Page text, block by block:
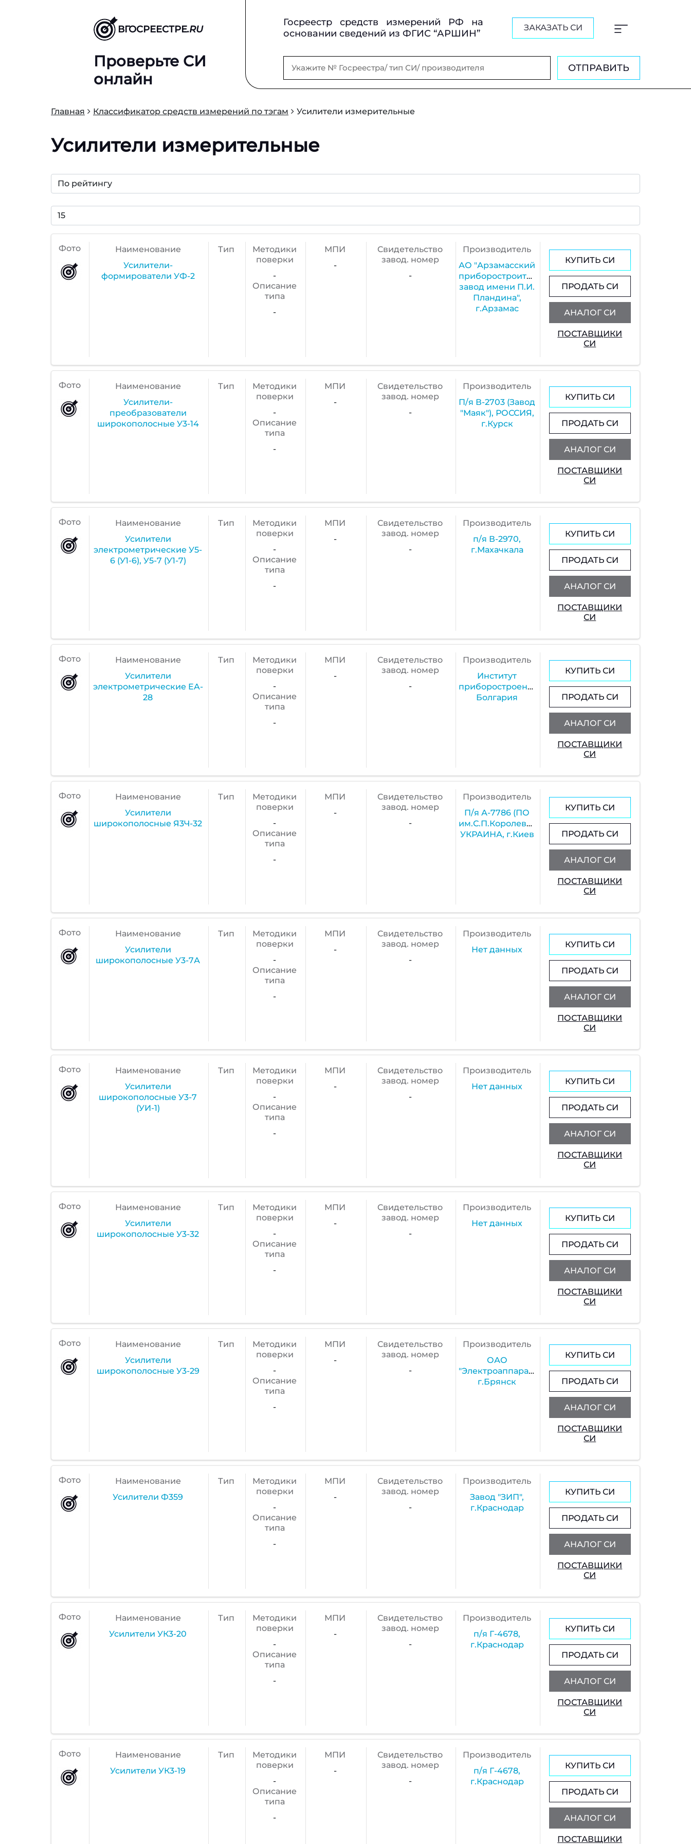
ВГОСРЕЕСТРЕ.RU
Госреестр средств измерений РФ на
основании сведений из ФГИС “АРШИН”
ЗАКАЗАТЬ СИ
Проверьте СИ
онлайн
ОТПРАВИТЬ
Главная Классификатор средств измерений по тэгам Усилители измерительные
Усилители измерительные
Фото
Наименование
Усилители-
формирователи УФ-2
Тип
Методики
поверки
-
Описание
типа
-
МПИ
-
Cвидетельство
завод. номер
-
Производитель
АО "Арзамасский
приборостроительный
завод имени П.И.
Пландина",
г.Арзамас
КУПИТЬ СИ
ПРОДАТЬ СИ
АНАЛОГ СИ
ПОСТАВЩИКИ
СИ
Фото
Наименование
Усилители-
преобразователи
широкополосные У3-14
Тип
Методики
поверки
-
Описание
типа
-
МПИ
-
Cвидетельство
завод. номер
-
Производитель
П/я В-2703 (Завод
"Маяк"), РОССИЯ,
г.Курск
КУПИТЬ СИ
ПРОДАТЬ СИ
АНАЛОГ СИ
ПОСТАВЩИКИ
СИ
Фото
Наименование
Усилители
электрометрические У5-
6 (У1-6), У5-7 (У1-7)
Тип
Методики
поверки
-
Описание
типа
-
МПИ
-
Cвидетельство
завод. номер
-
Производитель
п/я В-2970,
г.Махачкала
КУПИТЬ СИ
ПРОДАТЬ СИ
АНАЛОГ СИ
ПОСТАВЩИКИ
СИ
Фото
Наименование
Усилители
электрометрические EA-
28
Тип
Методики
поверки
-
Описание
типа
-
МПИ
-
Cвидетельство
завод. номер
-
Производитель
Институт
приборостроения,
Болгария
КУПИТЬ СИ
ПРОДАТЬ СИ
АНАЛОГ СИ
ПОСТАВЩИКИ
СИ
Фото
Наименование
Усилители
широкополосные Я3Ч-32
Тип
Методики
поверки
-
Описание
типа
-
МПИ
-
Cвидетельство
завод. номер
-
Производитель
П/я А-7786 (ПО
им.С.П.Королева),
УКРАИНА, г.Киев
КУПИТЬ СИ
ПРОДАТЬ СИ
АНАЛОГ СИ
ПОСТАВЩИКИ
СИ
Фото
Наименование
Усилители
широкополосные У3-7А
Тип
Методики
поверки
-
Описание
типа
-
МПИ
-
Cвидетельство
завод. номер
-
Производитель
Нет данных
КУПИТЬ СИ
ПРОДАТЬ СИ
АНАЛОГ СИ
ПОСТАВЩИКИ
СИ
Фото
Наименование
Усилители
широкополосные У3-7
(УИ-1)
Тип
Методики
поверки
-
Описание
типа
-
МПИ
-
Cвидетельство
завод. номер
-
Производитель
Нет данных
КУПИТЬ СИ
ПРОДАТЬ СИ
АНАЛОГ СИ
ПОСТАВЩИКИ
СИ
Фото
Наименование
Усилители
широкополосные У3-32
Тип
Методики
поверки
-
Описание
типа
-
МПИ
-
Cвидетельство
завод. номер
-
Производитель
Нет данных
КУПИТЬ СИ
ПРОДАТЬ СИ
АНАЛОГ СИ
ПОСТАВЩИКИ
СИ
Фото
Наименование
Усилители
широкополосные У3-29
Тип
Методики
поверки
-
Описание
типа
-
МПИ
-
Cвидетельство
завод. номер
-
Производитель
ОАО
"Электроаппарат",
г.Брянск
КУПИТЬ СИ
ПРОДАТЬ СИ
АНАЛОГ СИ
ПОСТАВЩИКИ
СИ
Фото
Наименование
Усилители Ф359
Тип
Методики
поверки
-
Описание
типа
-
МПИ
-
Cвидетельство
завод. номер
-
Производитель
Завод "ЗИП",
г.Краснодар
КУПИТЬ СИ
ПРОДАТЬ СИ
АНАЛОГ СИ
ПОСТАВЩИКИ
СИ
Фото
Наименование
Усилители УК3-20
Тип
Методики
поверки
-
Описание
типа
-
МПИ
-
Cвидетельство
завод. номер
-
Производитель
п/я Г-4678,
г.Краснодар
КУПИТЬ СИ
ПРОДАТЬ СИ
АНАЛОГ СИ
ПОСТАВЩИКИ
СИ
Фото
Наименование
Усилители УК3-19
Тип
Методики
поверки
-
Описание
типа
-
МПИ
-
Cвидетельство
завод. номер
-
Производитель
п/я Г-4678,
г.Краснодар
КУПИТЬ СИ
ПРОДАТЬ СИ
АНАЛОГ СИ
ПОСТАВЩИКИ